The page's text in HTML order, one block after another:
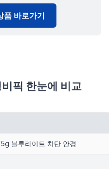
품 바로가기
픽 한눈에 비교
블루라이트 차단 안경